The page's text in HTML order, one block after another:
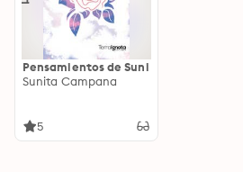
Pensamientos de Suni
Sunita Campana
5